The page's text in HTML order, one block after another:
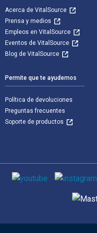
Acerca de VitalSource
Prensa y medios
Empleos en VitalSource
Eventos de VitalSource
Blog de VitalSource
Permite que te ayudemos
Política de devoluciones
Preguntas frecuentes
Soporte de productos
Medios de comunicación
Métodos de pago